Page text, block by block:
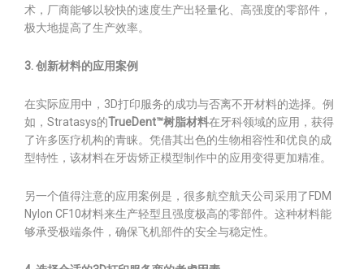
术，厂商能够以较快的速度生产出轻量化、高强度的零部件，
极大地提高了生产效率。
3. 创新材料的应用案例
在实际应用中，3D打印服务的成功与否离不开材料的选择。例
如，Stratasys的TrueDent™树脂材料在牙科领域的应用，获得
了许多医疗机构的青睐。凭借其出色的生物相容性和优良的成
型特性，该材料在牙齿矫正模型制作中的应用变得更加精准。
另一个值得注意的应用案例是，很多航空航天公司采用了FDM
Nylon CF10材料来生产轻型且强度极高的零部件。这种材料能
够承受极端条件，确保飞机部件的安全与稳定性。